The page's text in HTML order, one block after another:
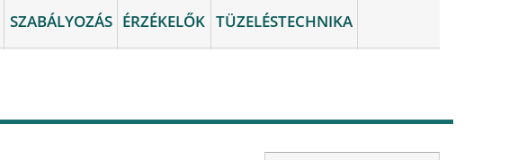
SZABÁLYOZÁS ÉRZÉKELŐK TÜZELÉSTECHNIKA